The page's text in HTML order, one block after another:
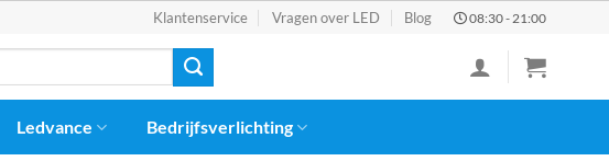
Klantenservice Vragen over LED Blog 08:30 - 21:00
Ledvance Bedrijfsverlichting